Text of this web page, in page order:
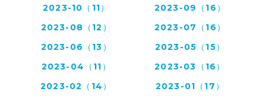
2023-10（11）
2023-09（16）
2023-08（12）
2023-07（16）
2023-06（13）
2023-05（15）
2023-04（11）
2023-03（16）
2023-02（14）
2023-01（17）